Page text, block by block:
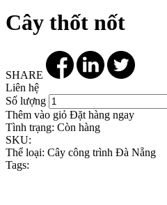
Cây thốt nốt
SHARE
Liên hệ
Số lượng
Thêm vào giỏ Đặt hàng ngay
Tình trạng: Còn hàng
SKU:
Thể loại: Cây công trình Đà Nẵng
Tags: